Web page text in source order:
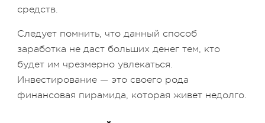
средств.
Следует помнить, что данный способ
заработка не даст больших денег тем, кто
будет им чрезмерно увлекаться.
Инвестирование — это своего рода
финансовая пирамида, которая живет недолго.